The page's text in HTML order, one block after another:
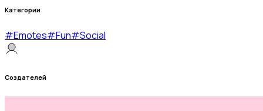
Категории
#Emotes#Fun#Social
Создателей